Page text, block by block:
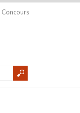
Concours